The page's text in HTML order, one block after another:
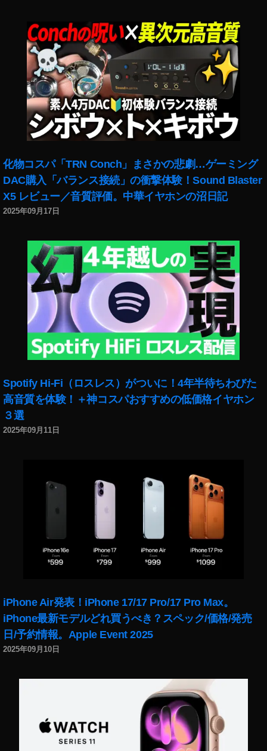
化物コスパ「TRN Conch」まさかの悲劇…ゲーミング
DAC購入「バランス接続」の衝撃体験！Sound Blaster
X5 レビュー／音質評価。中華イヤホンの沼日記
2025年09月17日
Spotify Hi-Fi（ロスレス）がついに！4年半待ちわびた
高音質を体験！＋神コスパおすすめの低価格イヤホン
３選
2025年09月11日
iPhone Air発表！iPhone 17/17 Pro/17 Pro Max。
iPhone最新モデルどれ買うべき？スペック/価格/発売
日/予約情報。Apple Event 2025
2025年09月10日